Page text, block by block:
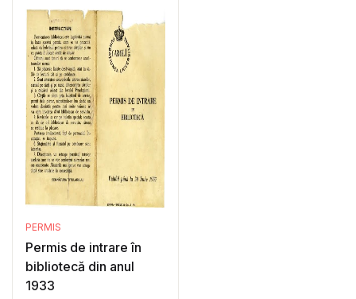
PERMIS
Permis de intrare în
bibliotecă din anul
1933